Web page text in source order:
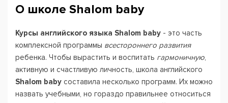
О школе Shalom baby
Курсы английского языка Shalom baby - это часть
комплексной программы всестороннего развития
ребенка. Чтобы вырастить и воспитать гармоничную,
активную и счастливую личность, школа английского
Shalom baby составила несколько программ. Их можно
назвать учебными, но гораздо правильнее относиться